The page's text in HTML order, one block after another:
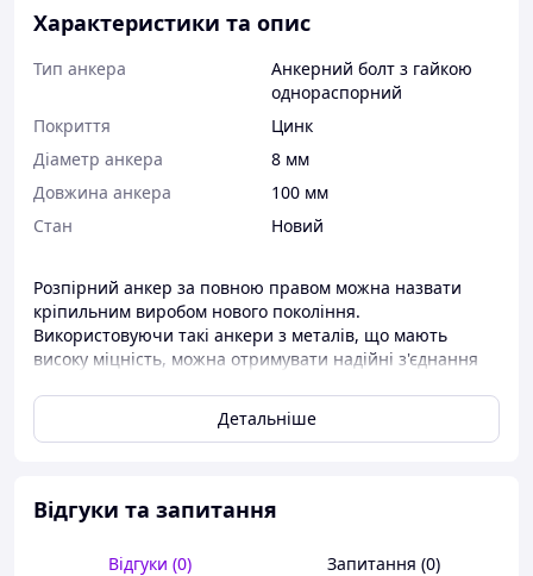
Характеристики та опис
Тип анкера
Анкерний болт з гайкою
однораспорний
Покриття
Цинк
Діаметр анкера
8 мм
Довжина анкера
100 мм
Стан
Новий
Розпірний анкер за повною правом можна назвати
кріпильним виробом нового покоління.
Використовуючи такі анкери з металів, що мають
високу міцність, можна отримувати надійні з'єднання
надійне кріплення габаритних і важких предметів на
різних поверхнях, а також вирішувати низку інших
промисловість пропонує велику різноманітність болтів
анкерного типу, вимоги до параметрів і характеристик
Детальніше
Відгуки та запитання
Відгуки (0) Запитання (0)